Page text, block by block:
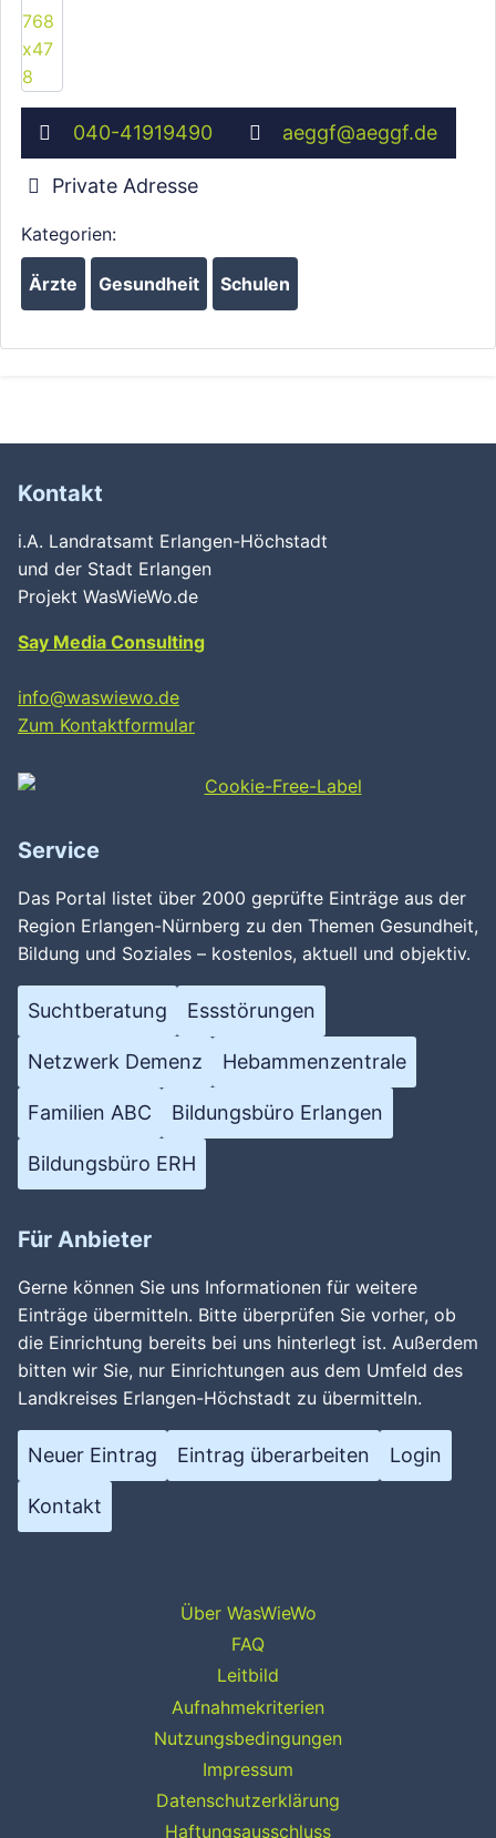
040-41919490 aeggf@aeggf.de
Private Adresse
Kategorien:
Ärzte Gesundheit Schulen
Kontakt
i.A. Landratsamt Erlangen-Höchstadt
und der Stadt Erlangen
Projekt WasWieWo.de
Say Media Consulting
info@waswiewo.de
Zum Kontaktformular
Service
Das Portal listet über 2000 geprüfte Einträge aus der
Region Erlangen-Nürnberg zu den Themen Gesundheit,
Bildung und Soziales – kostenlos, aktuell und objektiv.
Suchtberatung Essstörungen
Netzwerk Demenz Hebammenzentrale
Familien ABC Bildungsbüro Erlangen
Bildungsbüro ERH
Für Anbieter
Gerne können Sie uns Informationen für weitere
Einträge übermitteln. Bitte überprüfen Sie vorher, ob
die Einrichtung bereits bei uns hinterlegt ist. Außerdem
bitten wir Sie, nur Einrichtungen aus dem Umfeld des
Landkreises Erlangen-Höchstadt zu übermitteln.
Neuer Eintrag Eintrag überarbeiten Login
Kontakt
Über WasWieWo
FAQ
Leitbild
Aufnahmekriterien
Nutzungsbedingungen
Impressum
Datenschutzerklärung
Haftungsausschluss